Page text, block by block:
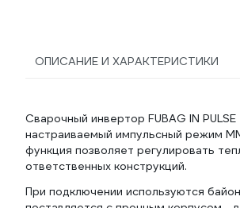
ОПИСАНИЕ И ХАРАКТЕРИСТИКИ
Сварочный инвертор FUBAG IN
настраиваемый импульсный режим
функция позволяет регулировать
ответственных конструкций.
При подключении используются